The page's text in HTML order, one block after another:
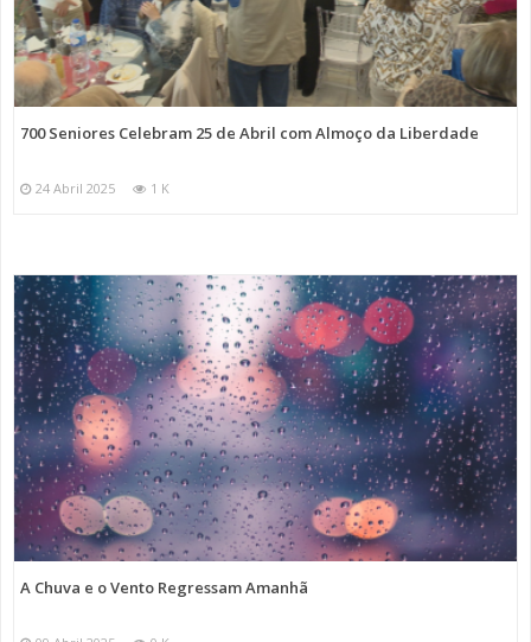
700 Seniores Celebram 25 de Abril com Almoço da Liberdade
24 Abril 2025 1 K
A Chuva e o Vento Regressam Amanhã